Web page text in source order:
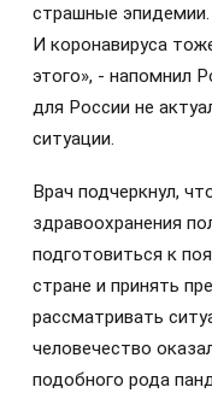
страшные эпидемии.
И коронавируса
этого», - напомнил
для России не
ситуации.
Врач подчеркнул,
здравоохранения
подготовиться к
стране и принять
рассматривать
человечество
подобного рода